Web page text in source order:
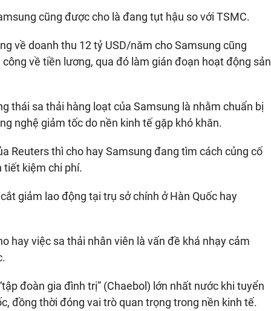
cũng được cho là đang tụt hậu so với TSMC.
về doanh thu 12 tỷ USD/năm cho Samsung cũng
về tiền lương, qua đó làm gián đoạn hoạt động sản
thái sa thải hàng loạt của Samsung là nhằm chuẩn bị
nghệ giảm tốc do nền kinh tế gặp khó khăn.
Reuters thì cho hay Samsung đang tìm cách củng cố
tiết kiệm chi phí.
giảm lao động tại trụ sở chính ở Hàn Quốc hay
hay việc sa thải nhân viên là vấn đề khá nhạy cảm
đoàn gia đình trị” (Chaebol) lớn nhất nước khi tuyển
đồng thời đóng vai trò quan trọng trong nền kinh tế.